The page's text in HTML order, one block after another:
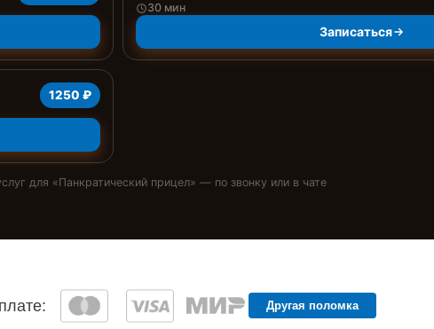
30 мин
Записаться
1250 ₽
для «Панкратический прицел» — по звонку или в чате
Другая поломка